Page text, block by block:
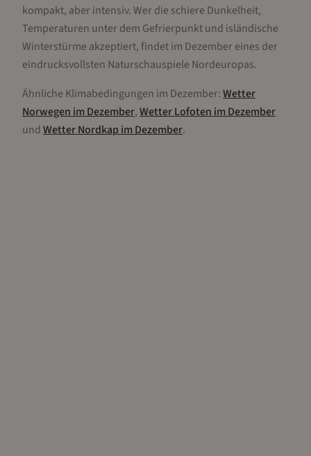
kompakt, aber intensiv. Wer die schiere Dunkelheit,
Temperaturen unter dem Gefrierpunkt und isländische
Winterstürme akzeptiert, findet im Dezember eines der
eindrucksvollsten Naturschauspiele Nordeuropas.
Ähnliche Klimabedingungen im Dezember:Wetter
Norwegen imDezember,WetterLofoten imDezember
undWetterNordkap imDezember.